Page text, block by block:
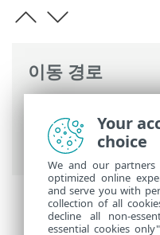
이동 경로
Prem>제거>
트 제거
Your
choice
We and our
optimized online
and serve you with
collection of all
decline all non-
essential cookies